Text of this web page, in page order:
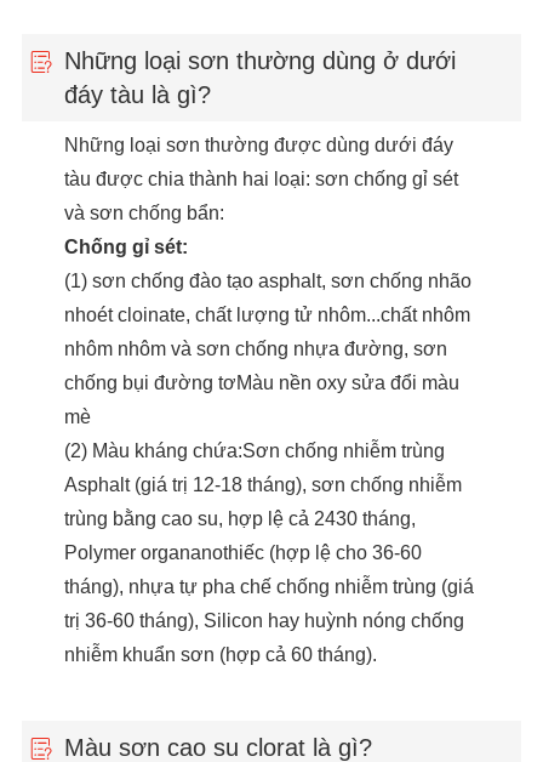
Những loại sơn thường dùng ở dưới
đáy tàu là gì?
Những loại sơn thường được dùng dưới đáy
tàu được chia thành hai loại: sơn chống gỉ sét
và sơn chống bẩn:
Chống gỉ sét:
(1) sơn chống đào tạo asphalt, sơn chống nhão
nhoét cloinate, chất lượng tử nhôm...chất nhôm
nhôm nhôm và sơn chống nhựa đường, sơn
chống bụi đường tơMàu nền oxy sửa đổi màu
mè
(2) Màu kháng chứa:Sơn chống nhiễm trùng
Asphalt (giá trị 12-18 tháng), sơn chống nhiễm
trùng bằng cao su, hợp lệ cả 2430 tháng,
Polymer organanothiếc (hợp lệ cho 36-60
tháng), nhựa tự pha chế chống nhiễm trùng (giá
trị 36-60 tháng), Silicon hay huỳnh nóng chống
nhiễm khuẩn sơn (hợp cả 60 tháng).
Màu sơn cao su clorat là gì?